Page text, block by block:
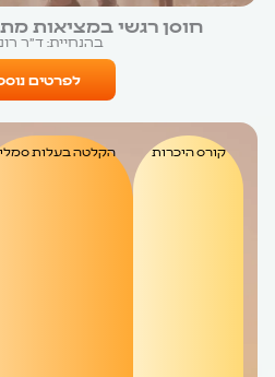
חוסן רגשי במציאות
בהנחיית: ד״ר
לפרטים
קורס היכרות הקלטה בעלות